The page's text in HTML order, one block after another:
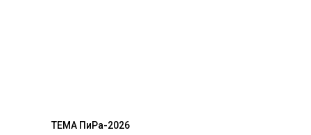
ТЕМА ПиРа-2026